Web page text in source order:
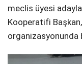
meclis üyesi
Kooperatifi
organizasyonunda